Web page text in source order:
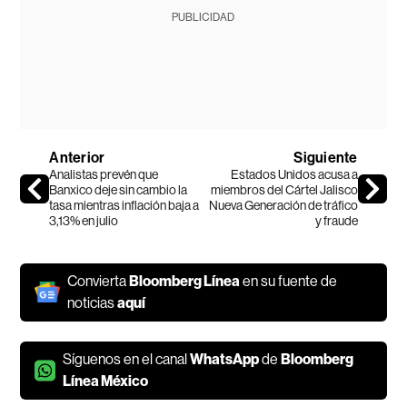
PUBLICIDAD
Anterior
Analistas prevén que
Banxico deje sin cambio la
tasa mientras inflación baja a
3,13% en julio
Siguiente
Estados Unidos acusa a
miembros del Cártel Jalisco
Nueva Generación de tráfico
y fraude
ConviertaBloomberg Línea en su fuente de
noticiasaquí
Síguenos en el canalWhatsAppdeBloomberg
Línea México